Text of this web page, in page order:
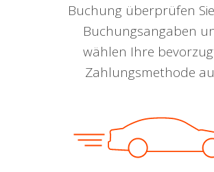
Buchung überprüfen
Buchungsangaben
wählen Ihre
Zahlungsmethode